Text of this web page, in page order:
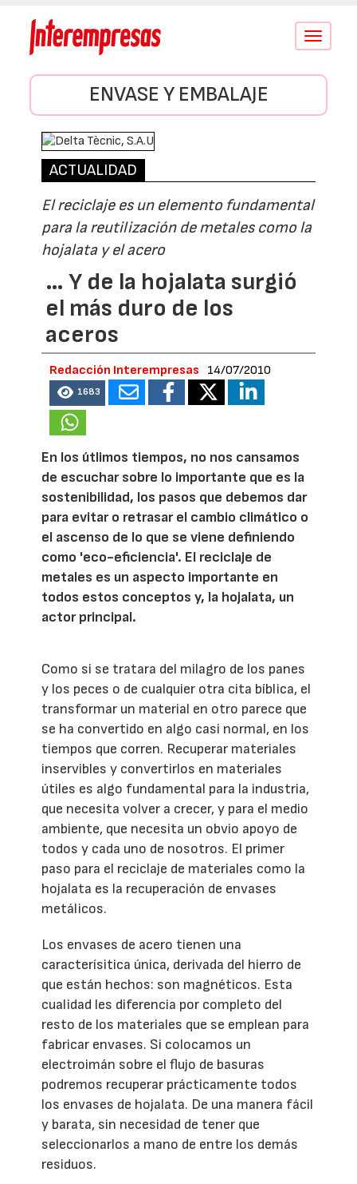
Conmutar
ENVASE Y EMBALAJE
ACTUALIDAD
El reciclaje es un elemento fundamental
para la reutilización de metales como la
hojalata y el acero
… Y de la hojalata surgió
el más duro de los
aceros
Redacción Interempresas 14/07/2010
1683
En los útlimos tiempos, no nos cansamos
de escuchar sobre lo importante que es la
sostenibilidad, los pasos que debemos dar
para evitar o retrasar el cambio climático o
el ascenso de lo que se viene definiendo
como 'eco-eficiencia'. El reciclaje de
metales es un aspecto importante en
todos estos conceptos y, la hojalata, un
actor principal.
Como si se tratara del milagro de los panes
y los peces o de cualquier otra cita bíblica, el
transformar un material en otro parece que
se ha convertido en algo casi normal, en los
tiempos que corren. Recuperar materiales
inservibles y convertirlos en materiales
útiles es algo fundamental para la industria,
que necesita volver a crecer, y para el medio
ambiente, que necesita un obvio apoyo de
todos y cada uno de nosotros. El primer
paso para el reciclaje de materiales como la
hojalata es la recuperación de envases
metálicos.
Los envases de acero tienen una
caracterísitica única, derivada del hierro de
que están hechos: son magnéticos. Esta
cualidad les diferencia por completo del
resto de los materiales que se emplean para
fabricar envases. Si colocamos un
electroimán sobre el flujo de basuras
podremos recuperar prácticamente todos
los envases de hojalata. De una manera fácil
y barata, sin necesidad de tener que
seleccionarlos a mano de entre los demás
residuos.